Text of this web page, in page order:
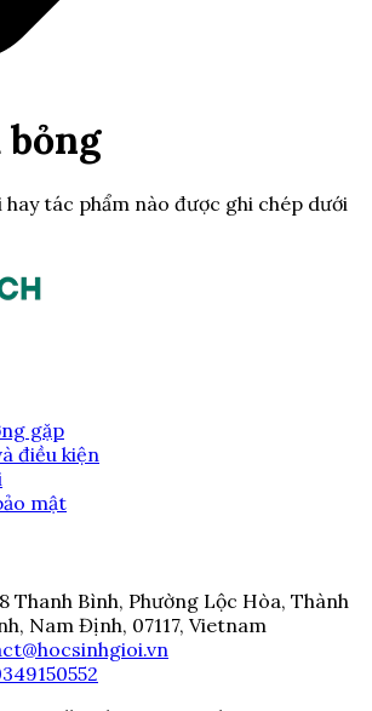
hay tác phẩm nào được ghi chép dưới
gặp
điều kiện
mật
Thanh Bình, Phường Lộc Hòa, Thành
Nam Định, 07117, Vietnam